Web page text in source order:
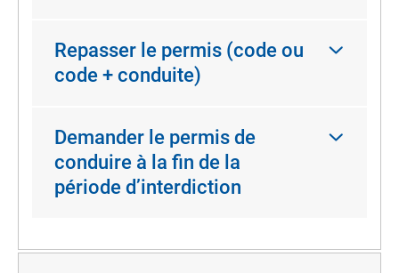
Repasser le permis (code ou
code + conduite)
Demander le permis de
conduire à la fin de la
période d’interdiction